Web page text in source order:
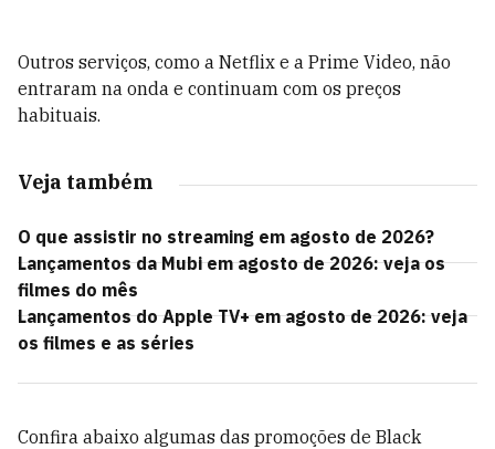
Outros serviços, como a Netflix e a Prime Video, não
entraram na onda e continuam com os preços
habituais.
Veja também
O que assistir no streaming em agosto de 2026?
Lançamentos da Mubi em agosto de 2026: veja os
filmes do mês
Lançamentos do Apple TV+ em agosto de 2026: veja
os filmes e as séries
Confira abaixo algumas das promoções de Black